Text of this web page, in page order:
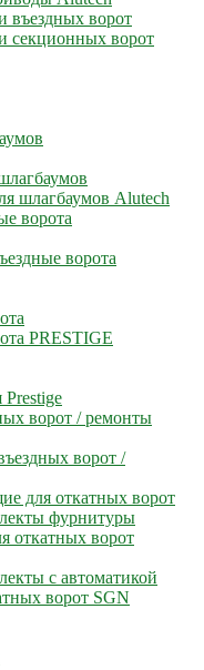
въездных ворот
секционных ворот
шлагбаумов Alutech
ворота
ворота
PRESTIGE
ворот / ремонты
ворот /
для откатных ворот
фурнитуры
откатных ворот
с автоматикой
ворот SGN